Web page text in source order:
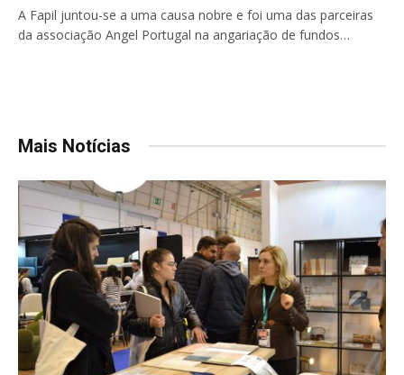
A Fapil juntou-se a uma causa nobre e foi uma das parceiras
da associação Angel Portugal na angariação de fundos…
Mais Notícias